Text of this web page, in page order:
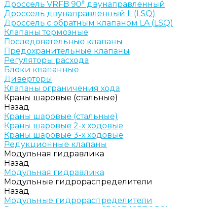
Дроссель VRFB 90° двунаправленный
Дроссель двунаправленный L (LSQ)
Дроссель с обратным клапаном LA (LSQ)
Клапаны тормозные
Последовательные клапаны
Предохранительные клапаны
Регуляторы расхода
Блоки клапанные
Диверторы
Клапаны ограничения хода
Краны шаровые (стальные)
Назад
Краны шаровые (стальные)
Краны шаровые 2-х ходовые
Краны шаровые 3-х ходовые
Редукционные клапаны
Модульная гидравлика
Назад
Модульная гидравлика
Модульные гидрораспределители
Назад
Модульные гидрораспределители